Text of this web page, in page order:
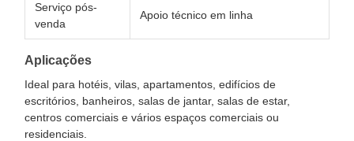
Serviço pós-
venda
Apoio técnico em linha
Aplicações
Ideal para hotéis, vilas, apartamentos, edifícios de
escritórios, banheiros, salas de jantar, salas de estar,
centros comerciais e vários espaços comerciais ou
residenciais.